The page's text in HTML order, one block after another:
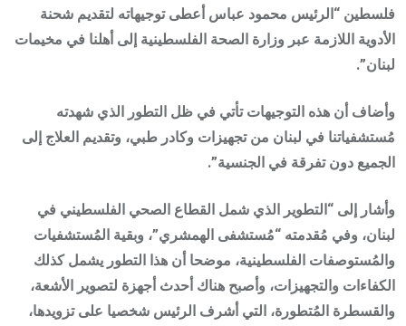
فلسطين “الرئيس محمود عباس أعطى توجيهاته لتقديم شحنة
الأدوية اللازمة عبر وزارة الصحة الفلسطينية إلى أهلنا في مخيمات
لبنان”.
وأضاف أن هذه التوجيهات تأتي في ظل التطور الذي شهدته
مُستشفياتنا في لبنان من تجهيزات وكادر طبي، وتقديم العلاج إلى
الجميع دون تفرقة في الجنسية”.
وأشار إلى “التطوير الذي شمل القطاع الصحي الفلسطيني في
لبنان، وفي مُقدمته “مُستشفى الهمشري”، وبقية المُستشفيات
والمُستوصفات الفلسطينية، موضحا أن هذا التطور يشمل كذلك
الكفاءات والتجهيزات، وأصبح هناك أحدث أجهزة لتصوير الأشعة،
والقسطرة المُتطورة، التي أشرف الرئيس شخصيا على تزويدها،